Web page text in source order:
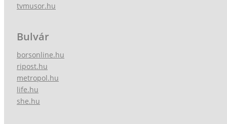
tvmusor.hu
Bulvár
borsonline.hu
ripost.hu
metropol.hu
life.hu
she.hu